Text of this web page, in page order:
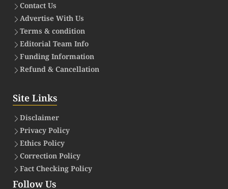
Contact Us
Advertise With Us
Terms & condition
Editorial Team Info
Funding Information
Refund & Cancellation
Site Links
Disclaimer
Privacy Policy
Ethics Policy
Correction Policy
Fact Checking Policy
Follow Us